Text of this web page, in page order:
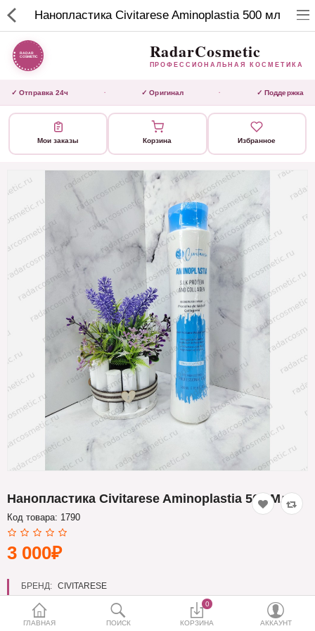
RadarCosmetic
КОСМЕТИКА
✕
Активаторы
Ботокс
ВЫТЯЖКИ
Домашний уход
Завершающие маски 3 шаг
Инструмент
Кератин
Нанопластика
Подложки
Ещё категории
✓ Отправка 24ч ✓ Оригинал ✓ Поддержка
ГЛАВНАЯ ПОИСК
0
КОРЗИНА АККАУНТ
Нанопластика Civitarese Aminoplastia 500 мл
RadarCosmetic
ПРОФЕССИОНАЛЬНАЯ КОСМЕТИКА
✓ Отправка 24ч · ✓ Оригинал · ✓ Поддержка
Мои заказы Корзина Избранное
Нанопластика Civitarese Aminoplastia 500 Мл
Код товара: 1790
3 000₽
БРЕНД: CIVITARESE